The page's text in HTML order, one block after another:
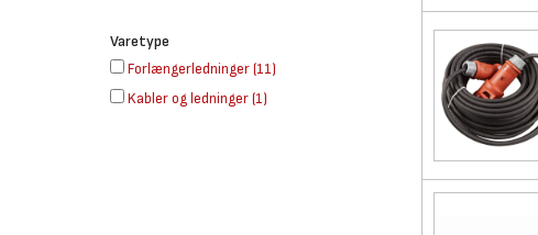
Varetype
Forlængerledninger(11)
Kabler og ledninger(1)